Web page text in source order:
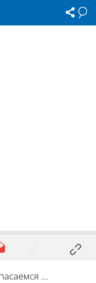
США и Ираном